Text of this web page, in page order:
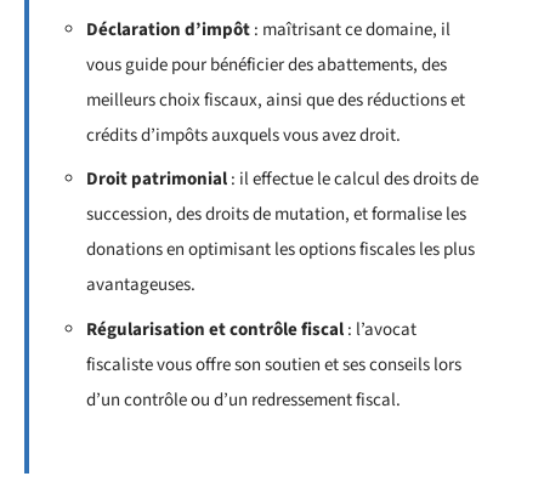
Déclaration d’impôt: maîtrisant ce domaine, il
vous guide pour bénéficier des abattements, des
meilleurs choix fiscaux, ainsi que des réductions et
crédits d’impôts auxquels vous avez droit.
Droit patrimonial: il effectue le calcul des droits de
succession, des droits de mutation, et formalise les
donations en optimisant les options fiscales les plus
avantageuses.
Régularisation et contrôle fiscal: l’avocat
fiscaliste vous offre son soutien et ses conseils lors
d’un contrôle ou d’un redressement fiscal.